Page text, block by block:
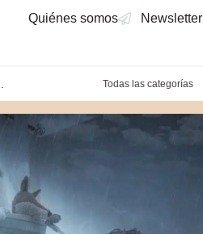
Quiénes somos Newsletter
Todas las categorías